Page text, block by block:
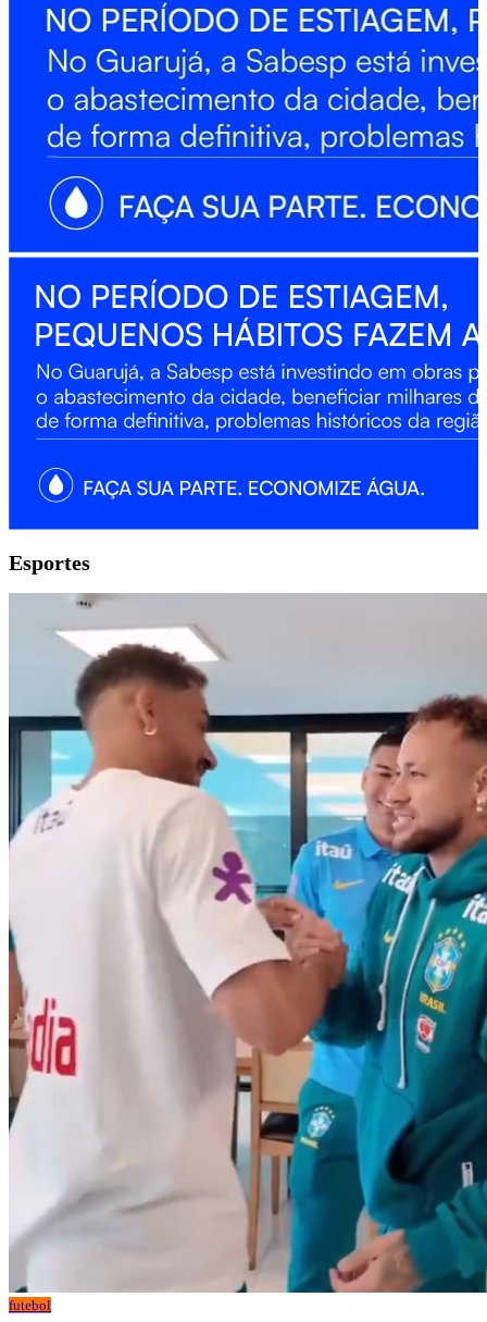
Esportes
futebol